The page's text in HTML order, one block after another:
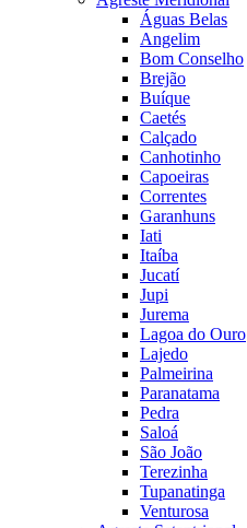
Águas Belas
Angelim
Bom Conselho
Brejão
Buíque
Caetés
Calçado
Canhotinho
Capoeiras
Correntes
Garanhuns
Iati
Itaíba
Jucatí
Jupi
Jurema
Lagoa do Ouro
Lajedo
Palmeirina
Paranatama
Pedra
Saloá
São João
Terezinha
Tupanatinga
Venturosa